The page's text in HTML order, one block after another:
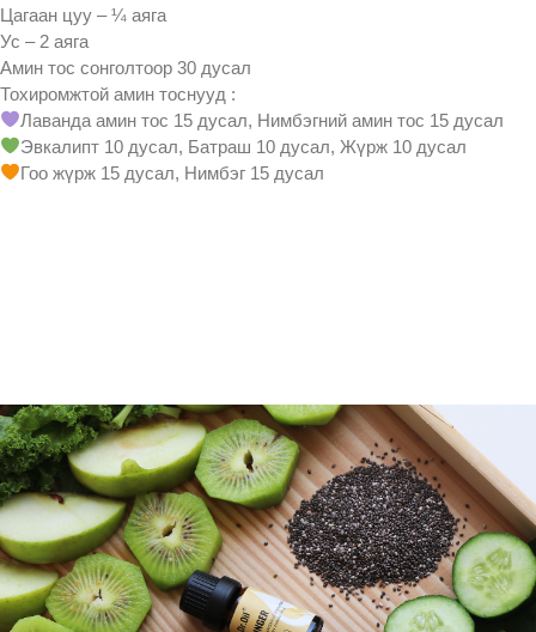
Цагаан цуу – ¼ аяга
Ус – 2 аяга
Амин тос сонголтоор 30 дусал
Тохиромжтой амин тоснууд :
Лаванда амин тос 15 дусал, Нимбэгний амин тос 15 дусал
Эвкалипт 10 дусал, Батраш 10 дусал, Жүрж 10 дусал
Гоо жүрж 15 дусал, Нимбэг 15 дусал